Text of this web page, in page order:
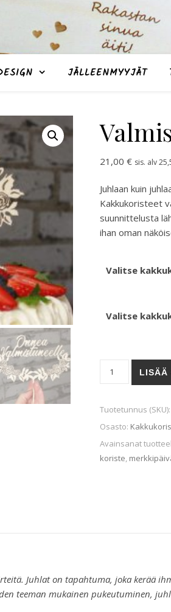
JÄLLEENMYYJÄT
21,00 € sis. alv
Juhlaan kuin
Kakkukoristeet
suunnittelusta
ihan oman
Valitse
Valitse
Valmistujaiset-
LISÄÄ
Tuotetunnus (SKU):
Osasto:
Avainsanat
koriste,
Juhlat on tapahtuma, joka kerää
teeman mukainen pukeutuminen,